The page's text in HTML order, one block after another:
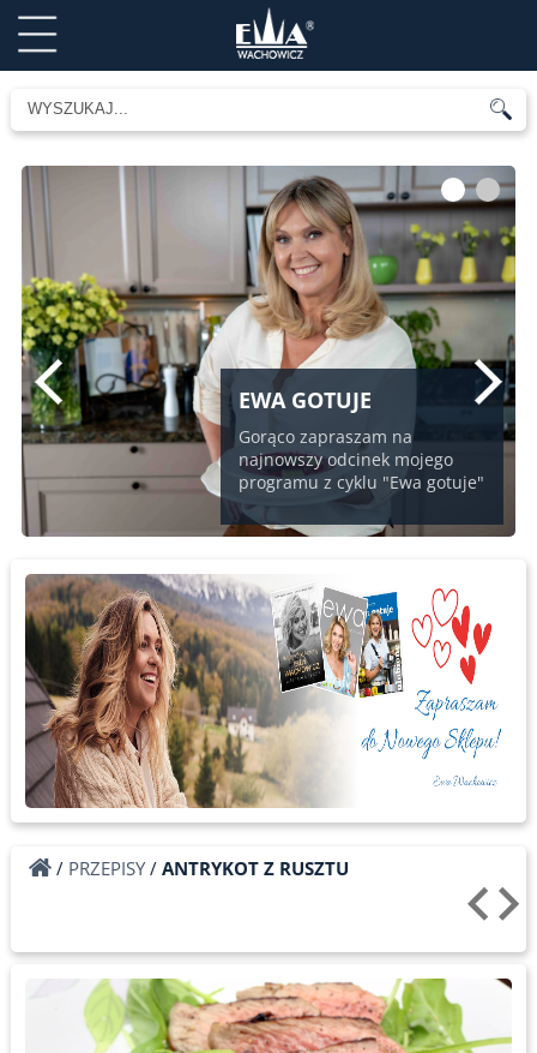
EWA GOTUJE
Gorąco zapraszam na
najnowszy odcinek mojego
programu z cyklu "Ewa gotuje"
1 2
/ PRZEPISY/ ANTRYKOT Z RUSZTU